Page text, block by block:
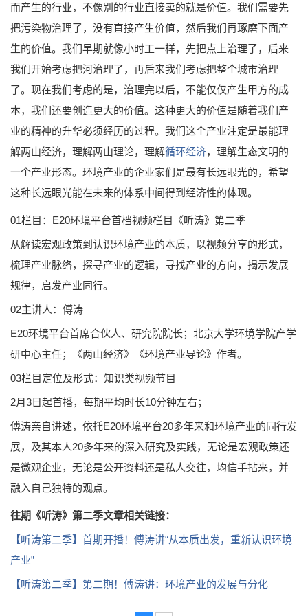
而产生的行业，不像别的行业直接卖的就是价值。我们需要先
把污染物治理了，没有直接产生价值，然后我们再琢磨下面产
生的价值。我们早期就像小时工一样，先把点上治理了，后来
我们开始考虑把河治理了，再后来我们考虑把整个城市治理
了。现在我们考虑的是，治理完以后，不能仅仅产生甲方的成
本，我们还要创造更大的价值。这种更大的价值是随着我们产
业的精神的升华必须经历的过程。我们这个产业注定是最能理
解两山经济，理解两山理论，理解循环经济，理解生态文明的
一个产业形态。环境产业的企业家们是最有长远眼光的，希望
这种长远眼光能在未来的体系中间得到经济性的体现。
01栏目：E20环境平台首档视频栏目《听涛》第二季
从解读宏观政策到认识环境产业的本质，以视频分享的形式，
梳理产业脉络，探寻产业的逻辑，寻找产业的方向，揭示发展
规律，启发产业同行。
02主讲人：傅涛
E20环境平台首席合伙人、研究院院长；北京大学环境学院产学
研中心主任；《两山经济》《环境产业导论》作者。
03栏目定位及形式：知识类视频节目
2月3日起首播，每期平均时长10分钟左右；
傅涛亲自讲述，依托E20环境平台20多年来和环境产业的同行发
展，及其本人20多年来的深入研究及实践，无论是宏观政策还
是微观企业，无论是公开资料还是私人交往，均信手拈来，并
融入自己独特的观点。
往期《听涛》第二季文章相关链接：
【听涛第二季】首期开播！傅涛讲“从本质出发，重新认识环境
产业”
【听涛第二季】第二期！傅涛讲：环境产业的发展与分化